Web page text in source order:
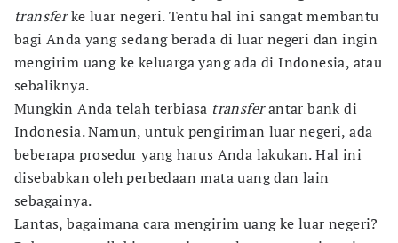
transferke luar negeri. Tentu hal ini sangat membantu
bagi Anda yang sedang berada di luar negeri dan ingin
mengirim uang ke keluarga yang ada di Indonesia, atau
sebaliknya.
Mungkin Anda telah terbiasa transferantar bank di
Indonesia. Namun, untuk pengiriman luar negeri, ada
beberapa prosedur yang harus Anda lakukan. Hal ini
disebabkan oleh perbedaan mata uang dan lain
sebagainya.
Lantas, bagaimana cara mengirim uang ke luar negeri?